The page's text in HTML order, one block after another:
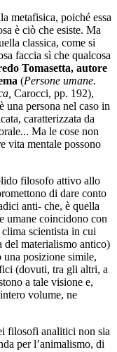
metafisica, poiché essa
è ciò che esiste. Ma
classica, come si
faccia sì che qualcosa
Tomasetta, autore
(Persone umane.
Carocci, pp. 192),
una persona nel caso in
caratterizzata da
Ma le cose non
vita mentale possono
filosofo attivo allo
di dare conto
anti- che, è quella
umane coincidono con
scientista in cui
del materialismo antico)
una posizione simile,
(dovuti, tra gli altri, a
a tale visione e,
volume, ne
filosofi analitici non sia
per l’animalismo, di